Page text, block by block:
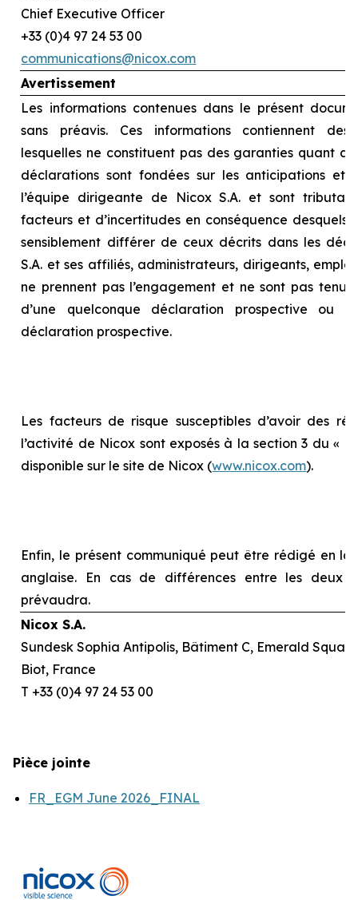
Chief Executive Officer
+33 (0)4 97 24 53 00
communications@nicox.com
Avertissement
Les informations contenues dans le présent
sans préavis. Ces informations contiennent des
lesquelles ne constituent pas des garanties quant
déclarations sont fondées sur les anticipations et
l’équipe dirigeante de Nicox S.A. et sont
facteurs et d’incertitudes en conséquence desquels
sensiblement différer de ceux décrits dans les
S.A. et ses affiliés, administrateurs, dirigeants,
ne prennent pas l’engagement et ne sont pas
d’une quelconque déclaration prospective ou
déclaration prospective.
Les facteurs de risque susceptibles d’avoir des
l’activité de Nicox sont exposés à la section 3 du «
disponible sur le site de Nicox (www.nicox.com).
Enfin, le présent communiqué peut être rédigé en
anglaise. En cas de différences entre les deux
prévaudra.
Nicox S.A.
Sundesk Sophia Antipolis, Bâtiment C, Emerald
Biot, France
T +33 (0)4 97 24 53 00
Pièce jointe
FR_EGM June 2026_FINAL